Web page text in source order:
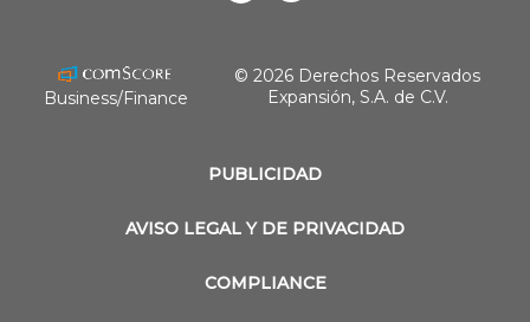
PUBLICIDAD
AVISO LEGAL Y DE PRIVACIDAD
COMPLIANCE
Business/Finance
© 2026 Derechos Reservados
Expansión, S.A. de C.V.